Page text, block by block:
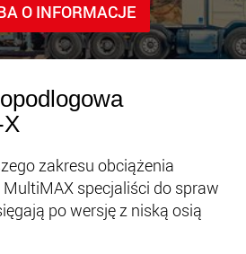
O INFORMACJE
zakresu obciążenia
specjaliści do spraw
po wersję z niską osią